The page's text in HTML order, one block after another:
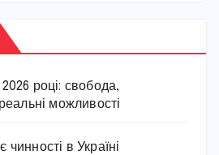
році: свобода,
можливості
в Україні